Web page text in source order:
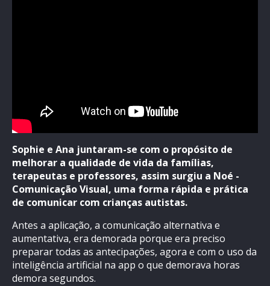
Sophie e Ana juntaram-se com o propósito de
melhorar a qualidade de vida da famílias,
terapeutas e professores, assim surgiu a Noé -
Comunicação Visual, uma forma rápida e prática
de comunicar com crianças autistas.
Antes a aplicação, a comunicação alternativa e
aumentativa, era demorada porque era preciso
preparar todas as antecipações, agora e com o uso da
inteligência artificial na app o que demorava horas
demora segundos.